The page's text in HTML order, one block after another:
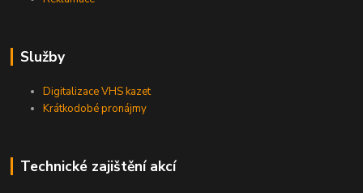
Služby
Digitalizace VHS kazet
Krátkodobé pronájmy
Technické zajištění akcí